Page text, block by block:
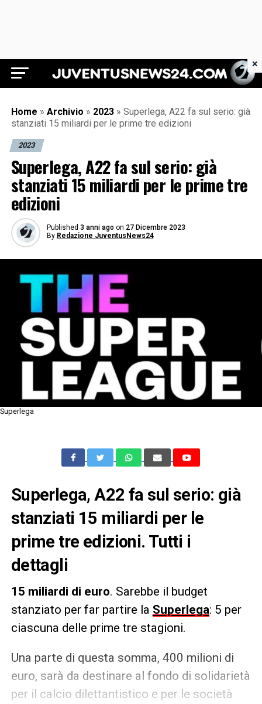
Juventus News 24
Home » Archivio » 2023 » Superlega, A22 fa sul serio: già
stanziati 15 miliardi per le prime tre edizioni
2023
Superlega, A22 fa sul serio: già
stanziati 15 miliardi per le prime tre
edizioni
Published 3 anni ago on 27 Dicembre 2023
By Redazione JuventusNews24
Superlega
Superlega, A22 fa sul serio: già
stanziati 15 miliardi per le
prime tre edizioni. Tutti i
dettagli
15 miliardi di euro. Sarebbe il budget
stanziato per far partire la Superlega: 5 per
ciascuna delle prime tre stagioni.
Una parte di questa somma, 400 milioni di
euro, sarà da destinare al fondo di solidarietà
per il calcio dilettantistico e per le società
×